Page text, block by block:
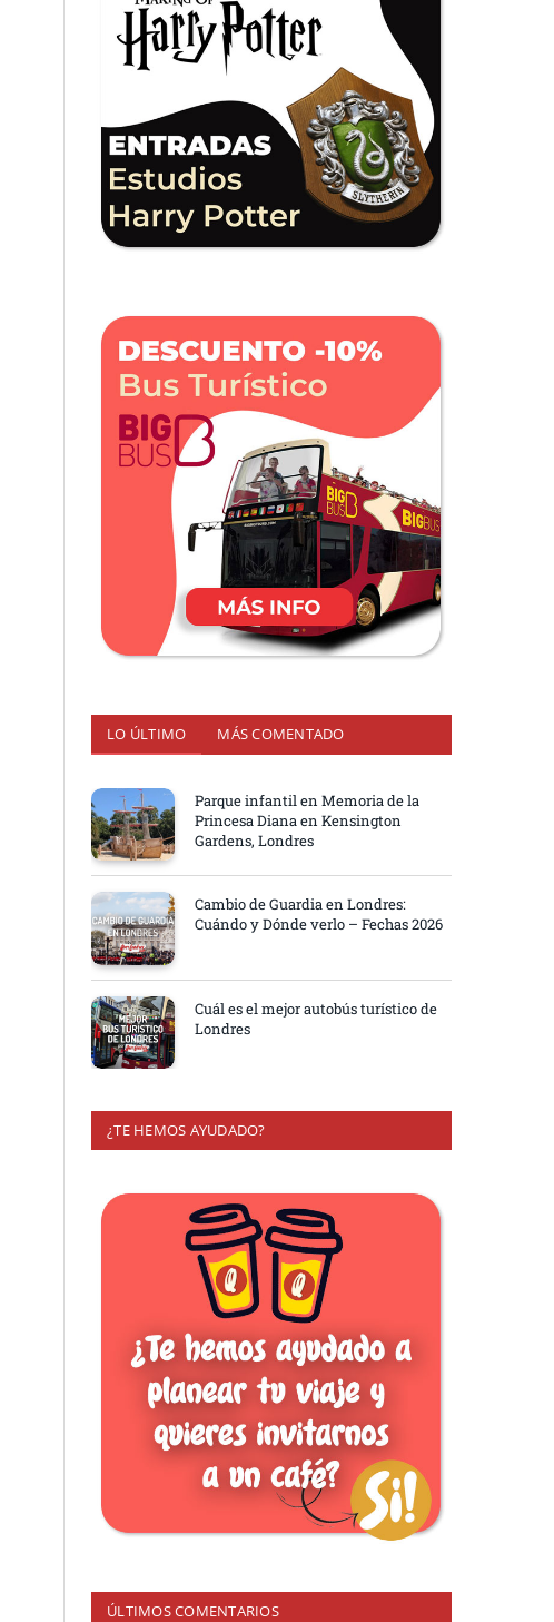
LO ÚLTIMO MÁS COMENTADO
Parque infantil en Memoria de la
Princesa Diana en Kensington
Gardens, Londres
Cambio de Guardia en Londres:
Cuándo y Dónde verlo – Fechas 2026
Cuál es el mejor autobús turístico de
Londres
¿TE HEMOS AYUDADO?
ÚLTIMOS COMENTARIOS